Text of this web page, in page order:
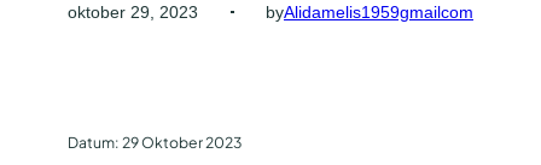
oktober 29, 2023 byAlidamelis1959gmailcom
Datum: 29 Oktober 2023